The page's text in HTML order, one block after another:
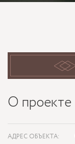
О проекте
АДРЕС ОБЪЕКТА: